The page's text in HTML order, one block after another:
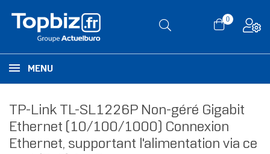
0
MENU
TP-Link TL-SL1226P Non-géré Gigabit
Ethernet (10/100/1000) Connexion
Ethernet, supportant l'alimentation via ce